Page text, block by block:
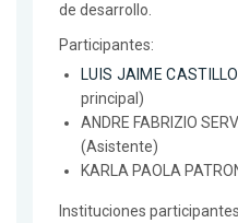
de desarrollo.
Participantes:
LUIS JAIME
principal)
ANDRE FABRIZIO
(Asistente)
KARLA PAOLA
Instituciones